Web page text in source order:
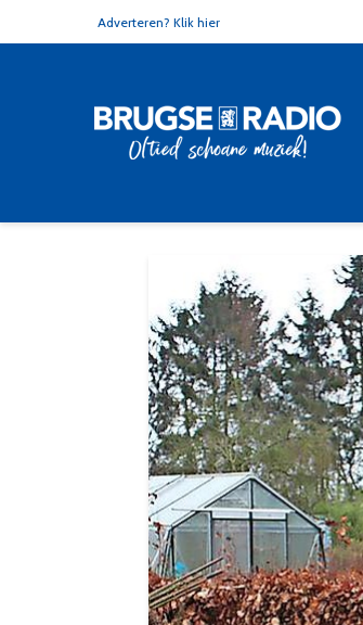
Adverteren? Klik hier